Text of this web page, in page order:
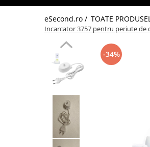
Covorase auto
Echipamente pentru Atelier
Electronice Auto
Intretinere & Cosmetica auto
Reparatii si echipamente auto
Trotinete electrice
Casa, Gradina & Bricolaj
Bucatarie & Servire
eSecond.ro / TOATE
Incarcator 3757 pentru periute de
-34%